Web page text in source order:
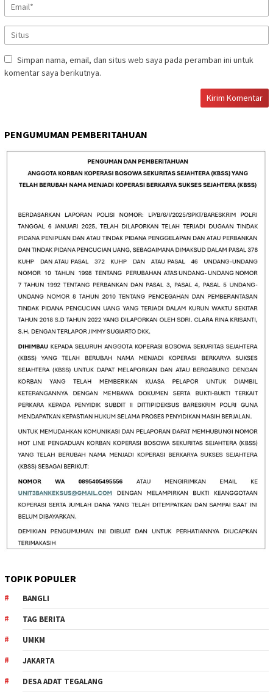
Simpan nama, email, dan situs web saya pada peramban ini untuk
komentar saya berikutnya.
PENGUMUMAN PEMBERITAHUAN
TOPIK POPULER
BANGLI
TAG BERITA
UMKM
JAKARTA
DESA ADAT TEGALANG